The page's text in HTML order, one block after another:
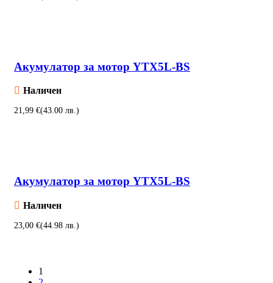
Акумулатор за мотор YTX5L-BS
Наличен
€
Акумулатор за мотор YTX5L-BS
Наличен
€
1